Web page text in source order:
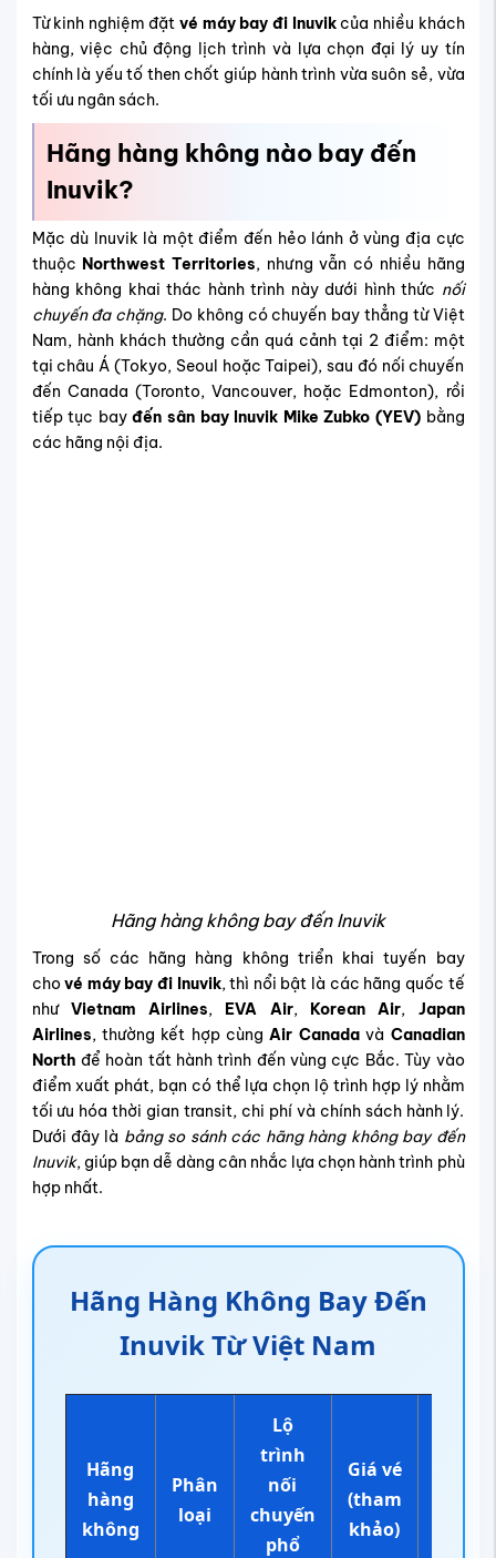
Từ kinh nghiệm đặtvé máy bay đi Inuvikcủa nhiều khách
hàng, việc chủ động lịch trình và lựa chọn đại lý uy tín
chính là yếu tố then chốt giúp hành trình vừa suôn sẻ, vừa
tối ưu ngân sách.
Hãng hàng không nào bay đến
Inuvik?
Mặc dù Inuvik là một điểm đến hẻo lánh ở vùng địa cực
thuộc Northwest Territories, nhưng vẫn có nhiều hãng
hàng không khai thác hành trình này dưới hình thức nối
chuyến đa chặng. Do không có chuyến bay thẳng từ Việt
Nam, hành khách thường cần quá cảnh tại 2 điểm: một
tại châu Á (Tokyo, Seoul hoặc Taipei), sau đó nối chuyến
đến Canada (Toronto, Vancouver, hoặc Edmonton), rồi
tiếp tục bayđến sân bay Inuvik Mike Zubko (YEV)bằng
các hãng nội địa.
Hãng hàng không bay đến Inuvik
Trong số các hãng hàng không triển khai tuyến bay
cho vé máy bay đi Inuvik, thì nổi bật là các hãng quốc tế
như Vietnam Airlines, EVA Air, Korean Air, Japan
Airlines, thường kết hợp cùngAir Canadavà Canadian
North để hoàn tất hành trình đến vùng cực Bắc. Tùy vào
điểm xuất phát, bạn có thể lựa chọn lộ trình hợp lý nhằm
tối ưu hóa thời gian transit, chi phí và chính sách hành lý.
Dưới đây là bảng so sánh các hãng hàng không bay đến
Inuvik, giúp bạn dễ dàng cân nhắc lựa chọn hành trình phù
hợp nhất.
Hãng Hàng Không Bay Đến
Inuvik Từ Việt Nam
Hãng
hàng
không
Phân
loại
Lộ
trình
nối
chuyến
phổ
Giá vé
(tham
khảo)